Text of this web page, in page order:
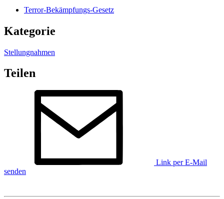
Terror-Bekämpfungs-Gesetz
Kategorie
Stellungnahmen
Teilen
Link per E-Mail
senden